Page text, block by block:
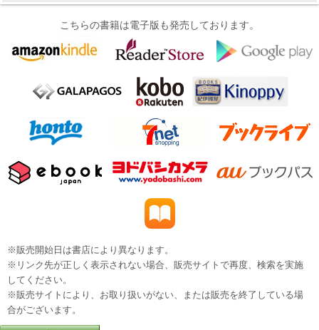
こちらの書籍は電子版も発売しております。
※販売開始日は書店により異なります。
※リンク先が正しく表示されない場合、販売サイトで再度、検索を実施
してください。
※販売サイトにより、お取り扱いがない、または販売を終了している場
合がございます。